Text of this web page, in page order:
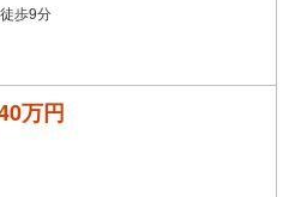
歩9分
万円